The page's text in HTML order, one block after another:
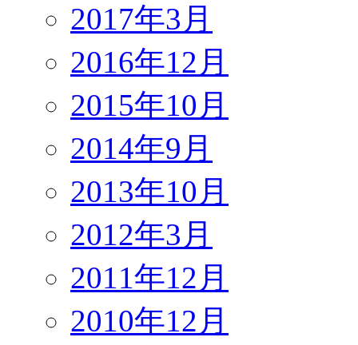
2017年3月
2016年12月
2015年10月
2014年9月
2013年10月
2012年3月
2011年12月
2010年12月